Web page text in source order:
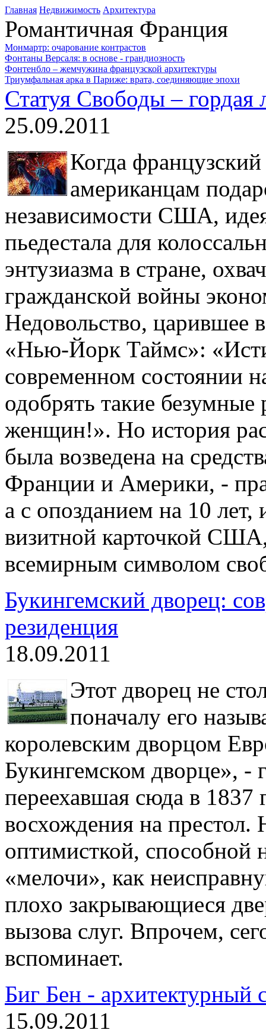
Главная Недвижимость Архитектура
Романтичная Франция
Монмартр: очарование контрастов
Фонтаны Версаля: в основе - грандиозность
Фонтенбло – жемчужина французской архитектуры
Триумфальная арка в Париже: врата, соединяющие эпохи
Статуя Свободы – гордая
25.09.2011
Когда
американцам
независимости США, идея
пьедестала для
энтузиазма в стране,
гражданской войны
Недовольство, царившее
«Нью-Йорк Таймс»:
современном состоянии
одобрять такие
женщин!». Но история
была возведена на
Франции и Америки, -
а с опозданием на 10 лет,
визитной карточкой
всемирным символом
Букингемский дворец:
резиденция
18.09.2011
Этот дворец не
поначалу его
королевским дворцом
Букингемском дворце», -
переехавшая сюда в 1837
восхождения на
оптимисткой, способной
«мелочи», как
плохо закрывающиеся
вызова слуг. Впрочем,
вспоминает.
Биг Бен - архитектурный
15.09.2011